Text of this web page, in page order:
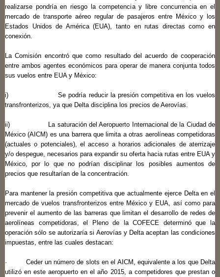
realizarse pondría en riesgo la competencia y libre concurrencia en el
mercado de transporte aéreo regular de pasajeros entre México y los
Estados Unidos de América (EUA), tanto en rutas directas como en
conexión.
La Comisión encontró que como resultado del acuerdo de cooperación
entre ambos agentes económicos para operar de manera conjunta todos
sus vuelos entre EUA y México:
i) Se podría reducir la presión competitiva en los vuelos
transfronterizos, ya que Delta disciplina los precios de Aerovías.
ii) La saturación del Aeropuerto Internacional de la Ciudad de
México (AICM) es una barrera que limita a otras aerolíneas competidoras
(actuales o potenciales), el acceso a horarios adicionales de aterrizaje
y/o despegue, necesarios para expandir su oferta hacia rutas entre EUA y
México, por lo que no podrían disciplinar los posibles aumentos de
precios que resultarían de la concentración.
Para mantener la presión competitiva que actualmente ejerce Delta en el
mercado de vuelos transfronterizos entre México y EUA, así como para
prevenir el aumento de las barreras que limitan el desarrollo de redes de
aerolíneas competidoras, el Pleno de la COFECE determinó que la
operación sólo se autorizaría si Aerovías y Delta aceptan las condiciones
impuestas, entre las cuales destacan:
· Ceder un número de slots en el AICM, equivalente a los que Delta
utilizó en este aeropuerto en el año 2015, a competidores que prestan o